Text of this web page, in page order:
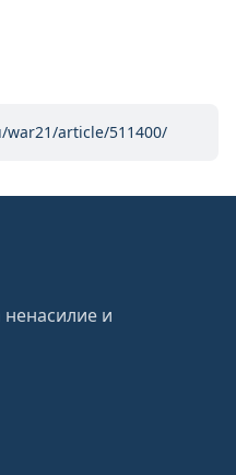
article/511400/
и